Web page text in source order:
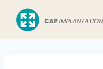
contenu